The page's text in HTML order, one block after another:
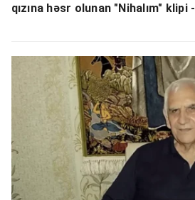
qızına həsr olunan "Nihalım" klipi -